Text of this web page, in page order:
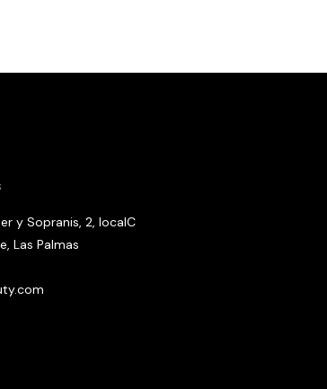
y Sopranis, 2, localC
Las Palmas